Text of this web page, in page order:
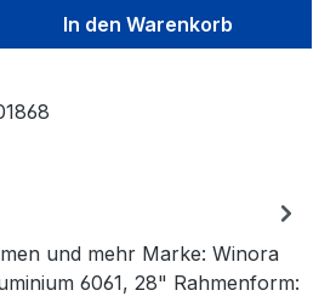
Gib den
In den Warenkorb
und mehr Marke: Winora
6061, 28" Rahmenform: